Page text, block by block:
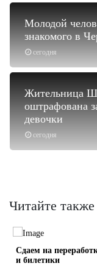
сегодня
Молодой
знакомого в
сегодня
Жительница
оштрафована
девочки
Читайте также
Сдаем на
и билетики